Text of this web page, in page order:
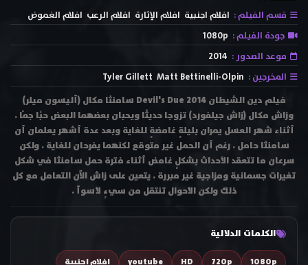
قسم الفيلم : افلام اجنبية افلام الإثارة افلام الرعب افلام الغموض
جودة الفيلم : 1080p
موعد الصدور : 2014
المخرجين : Matt Bettinelli-Olpin
Tyler Gillett
فيلم دين الشيطان Devil's Due 2014 سامنثا مكال (أليسون ميلر)
وزاش مكال (زاش جيلفورد) تزوجا حديثًا ويحبان بعضهما البعض حبًا جمًا .
أثناء شهر العسل يمران بليلةٍ غامضةٍ للغاية وبعد عدة أشهر يعلمان أن
سامنثا حامل . رغم أن الحمل غير متوقع لكنهما يفرحان للغاية . ولكن
سرعان ما تتعقد الأحداث بشكلٍ غامض أثناء فترة حمل سامنثا في شكل
تغيرات جسمانية ومزاجية غير مبررة . يتعين على زاش الآن التعامل مع كل
ذلك ولكن الأحوال تنتقل من سيءٍ لأسوأ .
الكلمات الدلالية
1080p
720p
HD
youtube
افلام اجنبية